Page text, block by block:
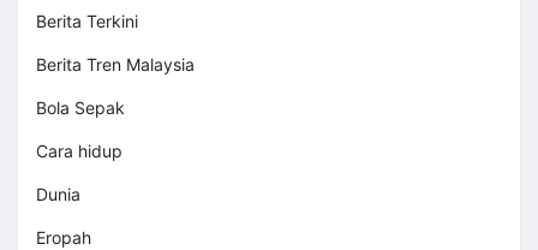
Berita Terkini
Berita Tren Malaysia
Bola Sepak
Cara hidup
Dunia
Eropah